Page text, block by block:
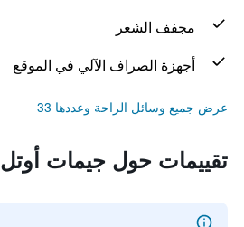
مجفف الشعر
أجهزة الصراف الآلي في الموقع
عرض جميع وسائل الراحة وعددها 33
تقييمات حول جيمات أوتل